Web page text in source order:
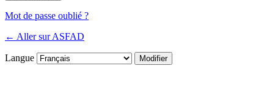
Mot de passe oublié ?
← Aller sur ASFAD
Langue